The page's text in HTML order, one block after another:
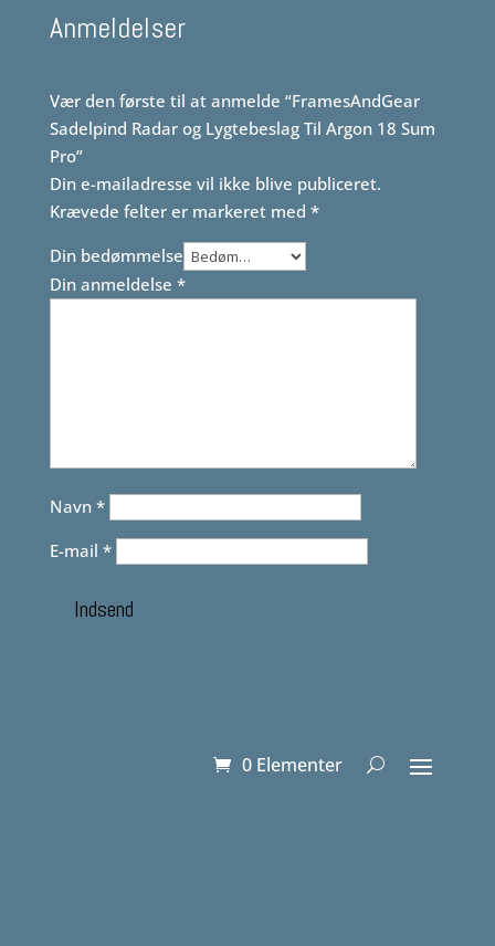
Anmeldelser
Vær den første til at anmelde “FramesAndGear
Sadelpind Radar og Lygtebeslag Til Argon 18 Sum
Pro”
Din e-mailadresse vil ikke blive publiceret.
Krævede felter er markeret med *
Din bedømmelse
Din anmeldelse *
Navn *
E-mail *
Indsend
0 Elementer